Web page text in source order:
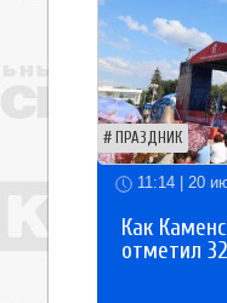
ПРАЗДНИК
11:14 | 20
Как
отметил